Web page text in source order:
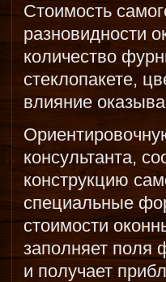
Стоимость
разновидности
количество
стеклопакете,
влияние
консультанта,
конструкцию
специальные
стоимости
заполняет поля
и получает